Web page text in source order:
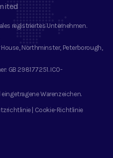
registriertes Unternehmen.
Northminster, Peterborough,
: GB 298177251. ICO-
eingetragene Warenzeichen.
| Cookie-Richtlinie